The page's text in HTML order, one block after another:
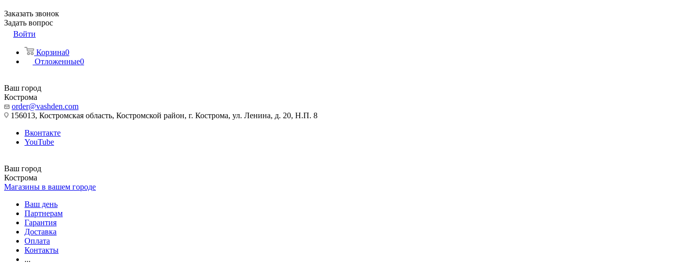
Заказать звонок
Задать вопрос
Войти
Корзина0
Отложенные0
Ваш город
Кострома
order@vashden.com
156013, Костромская область, Костромской район, г. Кострома, ул. Ленина, д. 20, Н.П. 8
Вконтакте
YouTube
Ваш город
Кострома
Магазины в вашем городе
Ваш день
Партнерам
Гарантия
Доставка
Оплата
Контакты
...